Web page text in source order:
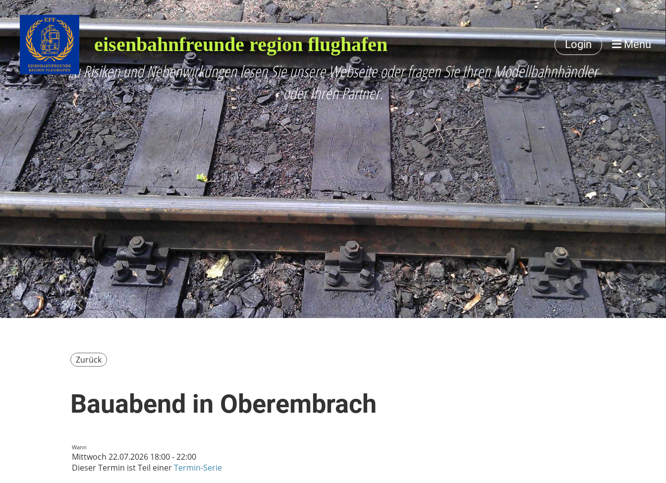
eisenbahnfreunde region flughafen Login Menü
Zu Risiken und Nebenwirkungen lesen Sie unsere Webseite oder fragen Sie Ihren Modellbahnhändler
oder Ihren Partner.
Zurück
Bauabend in Oberembrach
Wann
Mittwoch 22.07.2026 18:00 - 22:00
Dieser Termin ist Teil einerTermin-Serie